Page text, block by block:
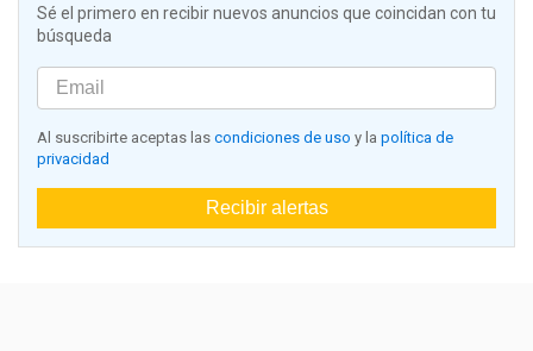
Sé el primero en recibir nuevos anuncios que coincidan con tu
búsqueda
Al suscribirte aceptas las condiciones de uso y la política de
privacidad
Recibir alertas